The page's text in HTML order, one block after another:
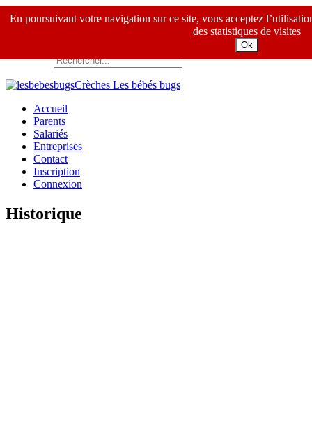
En poursuivant votre navigation sur ce site, vous acceptez
des statistiques de visites
Ok
Crèches Les bébés bugs
Accueil
Parents
Salariés
Entreprises
Contact
Inscription
Connexion
Historique